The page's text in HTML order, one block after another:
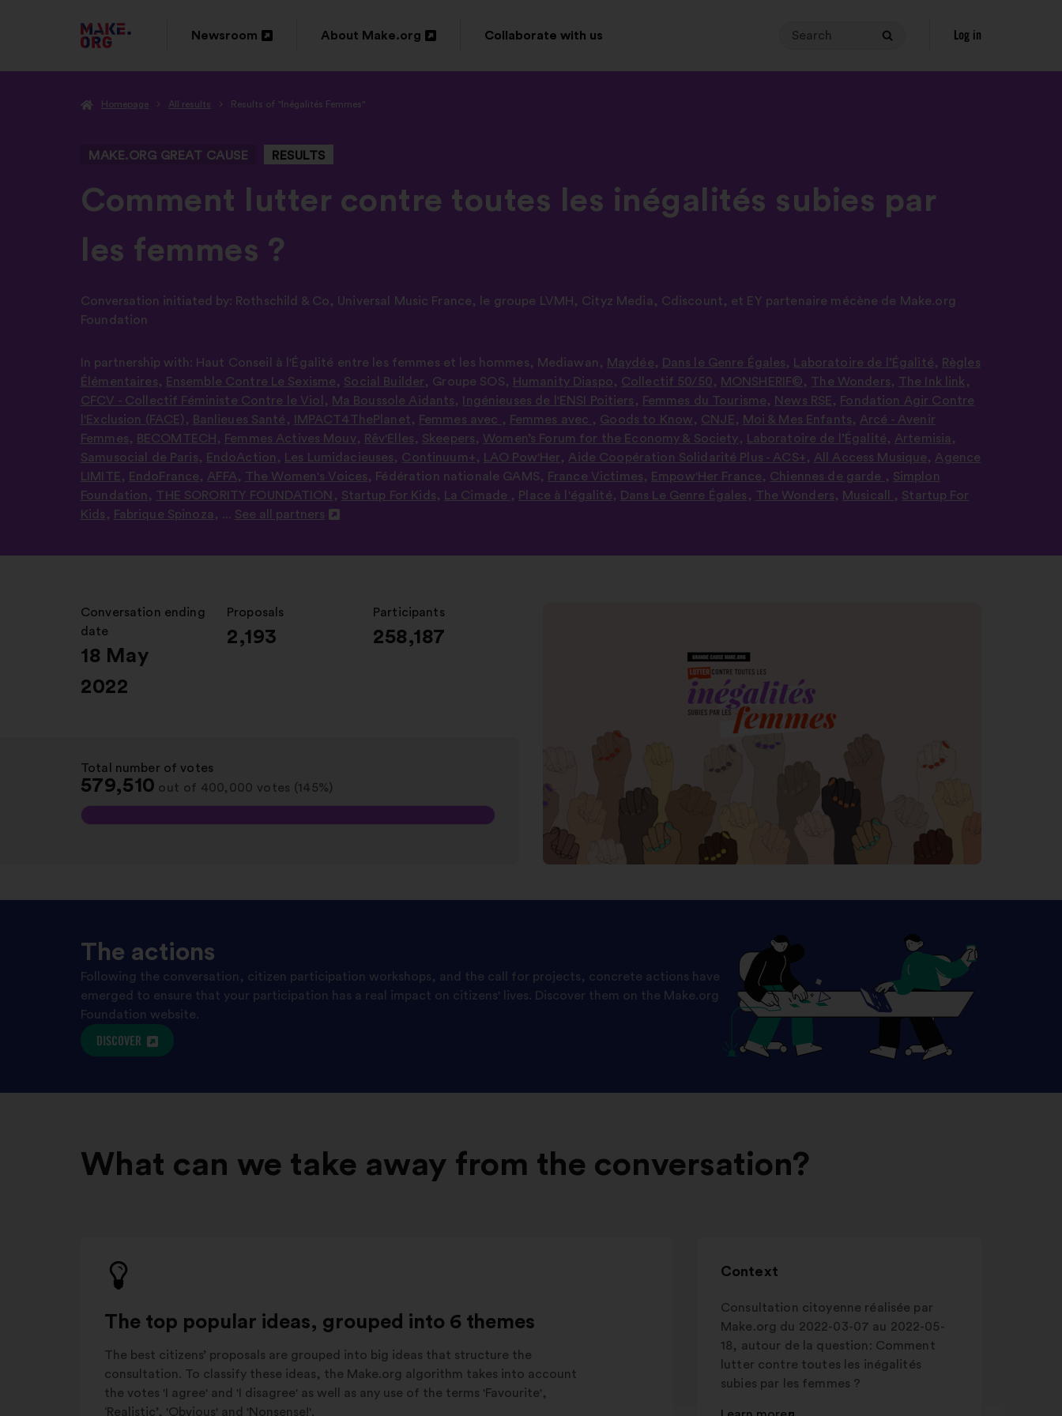
GO
TO
THE
WEBSITE
Newsroom
About Make.org
new
Collaborate with us
Your
query
characters.
field,
on
"Search"
Search
Search
Log in
Homepage All results Results of "Inégalités Femmes"
MAKE.ORG GREAT CAUSE RESULTS
-
Comment lutter contre toutes les inégalités subies par
les femmes ?
Conversation initiated by: Rothschild & Co, Universal Music France, le groupe LVMH , Cityz Media , Cdiscount, et EY partenaire mécène de Make.org
Foundation
In partnership with: Haut Conseil à l'Égalité entre les femmes et les hommes, Mediawan , Maydée, Dans le Genre Égales, Laboratoire de l’Égalité, Règles
Élémentaires, Ensemble Contre Le Sexisme, Social Builder, Groupe SOS, Humanity Diaspo, Collectif 50/50, MONSHERIF©, The Wonders, The Ink link ,
CFCV - Collectif Féministe Contre le Viol , Ma Boussole Aidants, Ingénieuses de l'ENSI Poitiers , Femmes du Tourisme, News RSE, Fondation Agir Contre
l'Exclusion (FACE) , Banlieues Santé , IMPACT4ThePlanet, Femmes avec , Femmes avec , Goods to Know, CNJE, Moi & Mes Enfants, Arcé - Avenir
Femmes, BECOMTECH , Femmes Actives Mouv, Rêv'Elles, Skeepers, Women’s Forum for the Economy & Society, Laboratoire de l’Égalité, Artemisia ,
Samusocial de Paris, EndoAction , Les Lumidacieuses, Continuum+, LAO Pow'Her, Aide Coopération Solidarité Plus - ACS+, All Access Musique, Agence
LIMITE, EndoFrance, AFFA, The Women's Voices, Fédération nationale GAMS, France Victimes, Empow'Her France, Chiennes de garde , Simplon
Foundation , THE SORORITY FOUNDATION , Startup For Kids, La Cimade , Place à l'égalité, Dans Le Genre Égales , The Wonders, Musicall , Startup For
Kids , Fabrique Spinoza , ... See all partners
Open
Conversation ending
date
:
18 May
2022
Proposals
:
2,193
Participants
:
258,187
Total number of votes
579,510 out of 400,000 votes (145%)
The actions
Following the conversation, citizen participation workshops, and the call for projects, concrete actions have
emerged to ensure that your participation has a real impact on citizens' lives. Discover them on the Make.org
Foundation website.
DISCOVER
What can we take away from the conversation?
The top popular ideas, grouped into 6 themes
The best citizens’ proposals are grouped into big ideas that structure the
consultation. To classify these ideas, the Make.org algorithm takes into account
the votes 'I agree' and 'I disagree' as well as any use of the terms 'Favourite',
‘Realistic’, 'Obvious' and 'Nonsense!'.
Context
Consultation citoyenne réalisée par
Make.org du 2022-03-07 au 2022-05-
18, autour de la question: Comment
lutter contre toutes les inégalités
subies par les femmes ?